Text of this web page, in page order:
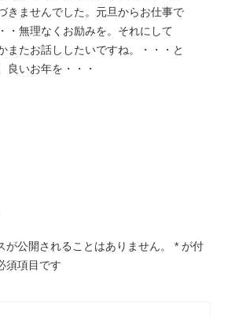
きませんでした。元旦からお仕事で
・無理なくお励みを。それにして
またお話ししたいですね。・・・と
良いお年を・・・
が公開されることはありません。 * が付
須項目です